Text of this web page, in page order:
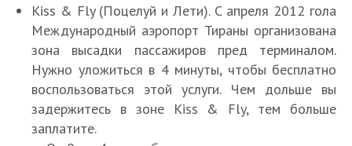
Kiss & Fly (Поцелуй и Лети). С апреля 2012 гола
Международный аэропорт Тираны организована
зона высадки пассажиров пред терминалом.
Нужно уложиться в 4 минуты, чтобы бесплатно
воспользоваться этой услуги. Чем дольше вы
задержитесь в зоне Kiss & Fly, тем больше
заплатите.